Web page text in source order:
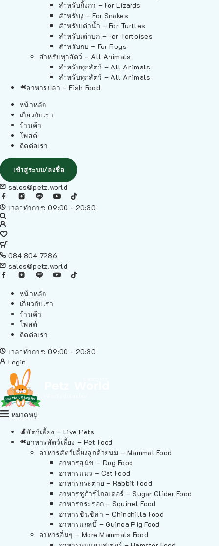
สำหรับกิ้งก่า – For Lizards
สำหรับงู – For Snakes
สำหรับเต่าน้ำ – For Turtles
สำหรับเต่าบก – For Tortoises
สำหรับกบ – For Frogs
สำหรับทุกสัตว์ – All Animals
สำหรับทุกสัตว์ – All Animals
สำหรับทุกสัตว์ – All Animals
อาหารปลา – Fish Food
หน้าหลัก
เกี่ยวกับเรา
ร้านค้า
โพสต์
ติดต่อเรา
เข้าสู่ระบบ/ลงชื่อ
sales@petz.world
เวลาทำการ: 09:00 - 20:30
084 804 7286
sales@petz.world
หน้าหลัก
เกี่ยวกับเรา
ร้านค้า
โพสต์
ติดต่อเรา
เวลาทำการ: 09:00 - 20:30
Login
หมวดหมู่
สัตว์เลี้ยง – Live Pets
อาหารสัตว์เลี้ยง – Pet Food
อาหารสัตว์เลี้ยงลูกด้วยนม – Mammal Food
อาหารสุนัข – Dog Food
อาหารแมว – Cat Food
อาหารกระต่าย – Rabbit Food
อาหารชูก้าร์ไกลเดอร์ – Sugar Glider Food
อาหารกระรอก – Squirrel Food
อาหารชินชิล่า – Chinchilla Food
อาหารแกสบี้ – Guinea Pig Food
อาหารอื่นๆ – More Mammals Food